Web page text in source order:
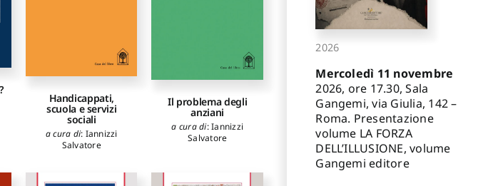
Handicappati,
scuola e servizi
sociali
a cura di: Iannizzi
Salvatore
Il problema degli
anziani
a cura di:Iannizzi
Salvatore
2026
Mercoledì 11 novembre
2026, ore 17.30, Sala
Gangemi, via Giulia, 142 –
Roma. Presentazione
volume LA FORZA
DELL’ILLUSIONE, volume
Gangemi editore